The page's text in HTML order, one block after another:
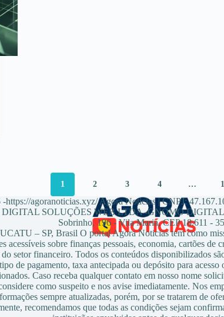
1 2 3 4 …
https://agoranoticias.xyz/ Agora Noticias | CNPJ:
SOLUÇÕES WEB LTDA -GNOMO
Sobrinho, 196 - Vila Maria, CEP 18.611 -
– SP, Brasil O portal Agora Noticias tem como
acessíveis sobre finanças pessoais, economia, cartões de
setor financeiro. Todos os conteúdos disponibilizados
de pagamento, taxa antecipada ou depósito para
Caso receba qualquer contato em nosso nome
como suspeito e nos avise imediatamente. Nos
sempre atualizadas, porém, por se tratarem de
recomendamos que todas as condições sejam